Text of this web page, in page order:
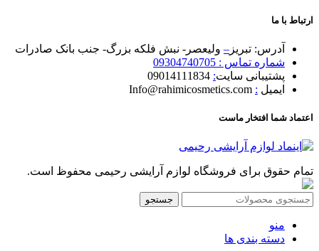
ارتباط با ما
آدرس: تبریز – ولیعصر- نبش فلکه بزرگ- جنب بانک صادرات
شماره تماس : 09304740705
پشتیبانی سایت:
ایمیل :
اعتماد شما افتخار ماست
تمام حقوق برای فروشگاه لوازم آرایشی رحیمی محفوظ است.
جستجو
منو
دسته بندی ها